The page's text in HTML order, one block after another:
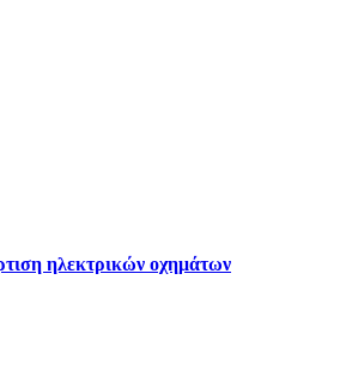
ηλεκτρικών οχημάτων